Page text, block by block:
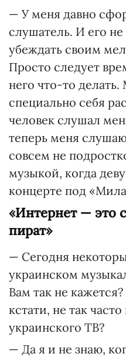
— У меня давно
слушатель. И его
убеждать своим
Просто следует
него что-то
специально себя
человек слушал
теперь меня
совсем не
музыкой, когда
концерте под
«Интернет — это
пират»
— Сегодня
украинском
Вам так не
кстати, не так
украинского ТВ?
— Да я и не знаю,